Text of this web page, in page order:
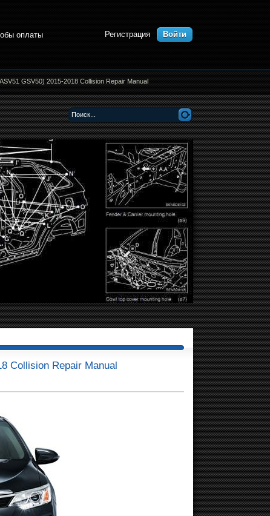
оплаты Регистрация Войти
GSV50) 2015-2018 Collision Repair Manual
Collision Repair Manual